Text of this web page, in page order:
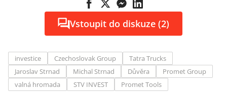
Vstoupit do diskuze (2)
investice Czechoslovak Group
Tatra Trucks
Jaroslav Strnad
Michal Strnad Důvěra
Promet Group
valná hromada
STV INVEST Promet Tools